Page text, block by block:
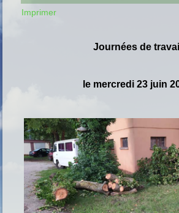
Imprimer
Journées de travail
le mercredi 23 juin